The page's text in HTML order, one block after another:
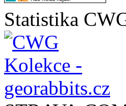
Statistika